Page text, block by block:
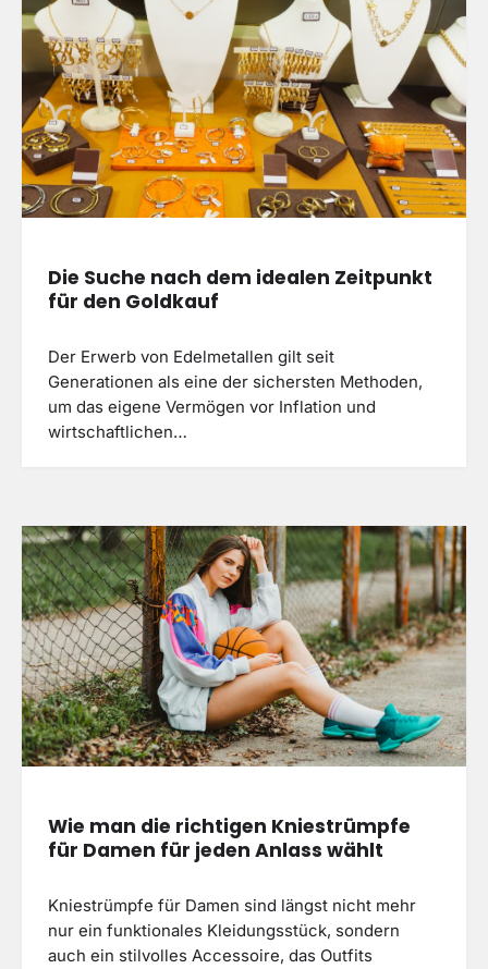
Die Suche nach dem idealen Zeitpunkt
für den Goldkauf
Der Erwerb von Edelmetallen gilt seit
Generationen als eine der sichersten Methoden,
um das eigene Vermögen vor Inflation und
wirtschaftlichen…
Wie man die richtigen Kniestrümpfe
für Damen für jeden Anlass wählt
Kniestrümpfe für Damen sind längst nicht mehr
nur ein funktionales Kleidungsstück, sondern
auch ein stilvolles Accessoire, das Outfits